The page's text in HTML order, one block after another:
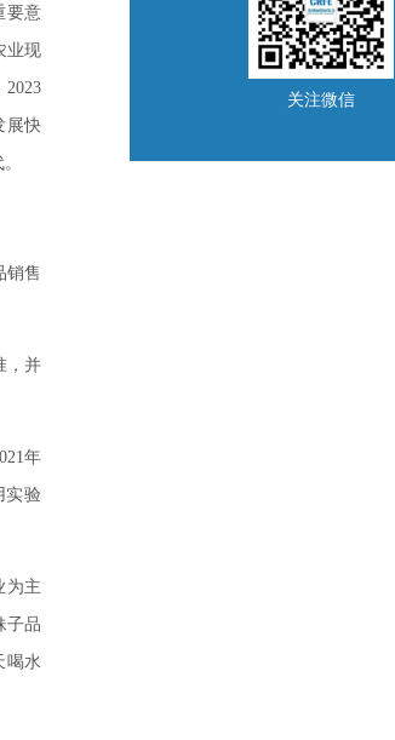
要意
业现
展快
销售
，并
年
实验
为主
子品
喝水
关注微信